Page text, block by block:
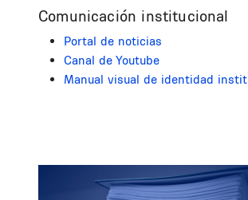
Comunicación institucional
Portal de noticias
Canal de Youtube
Manual visual de identidad